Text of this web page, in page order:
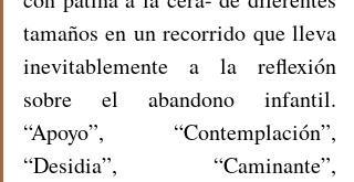
tamaños en un recorrido que lleva
inevitablemente a la reflexión
sobre el abandono infantil.
“Apoyo”, “Contemplación”,
“Desidia”, “Caminante”,